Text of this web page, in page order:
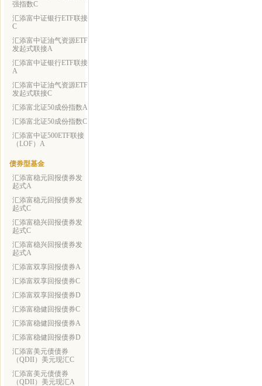
强指数C
汇添富中证银行ETF联接
C
汇添富中证油气资源ETF
发起式联接A
汇添富中证银行ETF联接
A
汇添富中证油气资源ETF
发起式联接C
汇添富北证50成份指数A
汇添富北证50成份指数C
汇添富中证500ETF联接
（LOF）A
债券型基金
汇添富稳元回报债券发
起式A
汇添富稳元回报债券发
起式C
汇添富稳兴回报债券发
起式C
汇添富稳兴回报债券发
起式A
汇添富双享回报债券A
汇添富双享回报债券C
汇添富双享回报债券D
汇添富稳健回报债券C
汇添富稳健回报债券A
汇添富稳健回报债券D
汇添富美元债债券
（QDII）美元现汇C
汇添富美元债债券
（QDII）美元现汇A